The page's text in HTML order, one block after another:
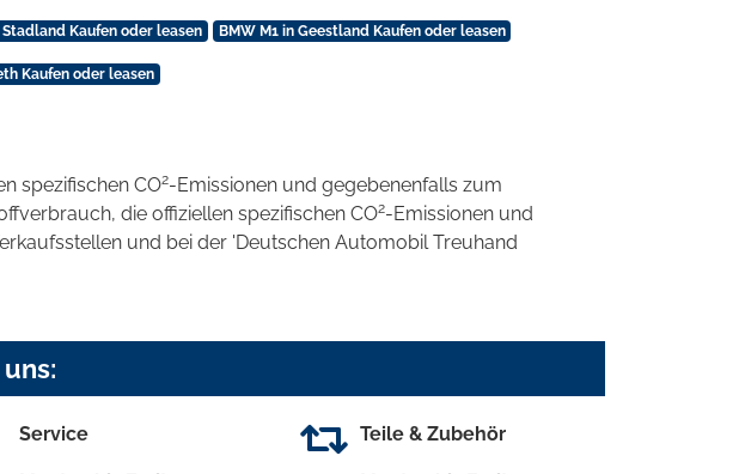
Stadland Kaufen oder leasen BMW M1 in Geestland Kaufen oder leasen
Kaufen oder leasen
spezifischen CO2-Emissionen und gegebenenfalls zum
die offiziellen spezifischen CO2-Emissionen und
und bei der 'Deutschen Automobil Treuhand
Service Teile & Zubehör